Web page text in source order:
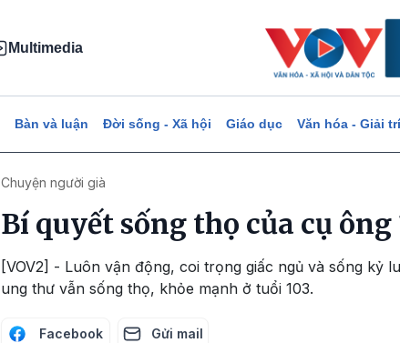
Multimedia
Bàn và luận Đời sống - Xã hội Giáo dục Văn hóa - Giải trí
Chuyện người già
Bí quyết sống thọ của cụ
[VOV2] - Luôn vận động, coi trọng giấc ngủ và sống kỷ
ung thư vẫn sống thọ, khỏe mạnh ở tuổi 103.
Facebook Gửi mail